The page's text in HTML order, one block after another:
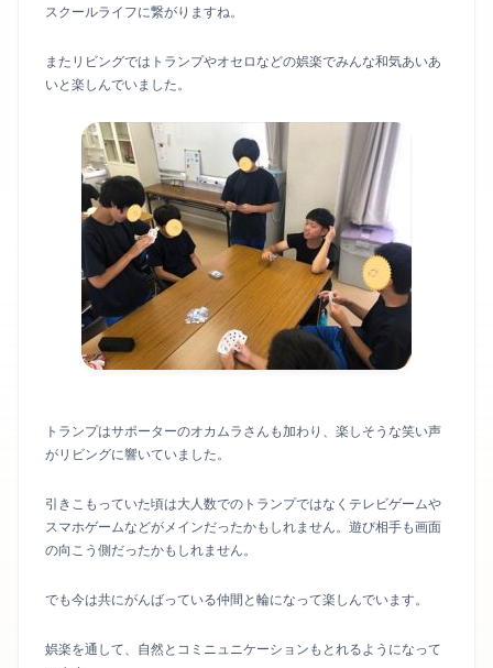
スクールライフに繋がりますね。
またリビングではトランプやオセロなどの娯楽でみんな和気あいあ
いと楽しんでいました。
トランプはサポーターのオカムラさんも加わり、楽しそうな笑い声
がリビングに響いていました。
引きこもっていた頃は大人数でのトランプではなくテレビゲームや
スマホゲームなどがメインだったかもしれません。遊び相手も画面
の向こう側だったかもしれません。
でも今は共にがんばっている仲間と輪になって楽しんでいます。
娯楽を通して、自然とコミニュニケーションもとれるようになって